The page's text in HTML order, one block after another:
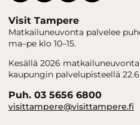
Visit Tampere
Matkailuneuvonta palvelee
ma–pe klo 10–15.
Kesällä 2026
kaupungin palvelupisteellä
Puh. 03 5656 6800
visittampere@visittampere.fi